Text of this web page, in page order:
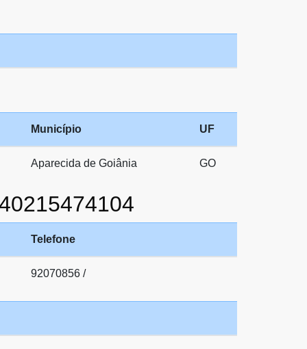
Município UF
Aparecida de Goiânia GO
Telefone
92070856 /